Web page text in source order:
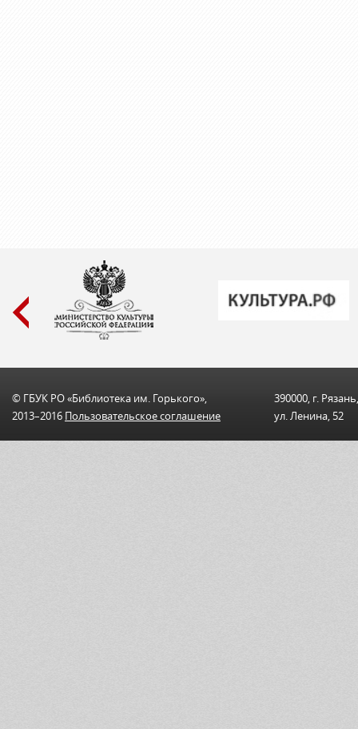
© ГБУК РО «Библиотека им. Горького»,
2013–2016 Пользовательскоe соглашениe
390000, г. Рязань,
ул. Ленина, 52